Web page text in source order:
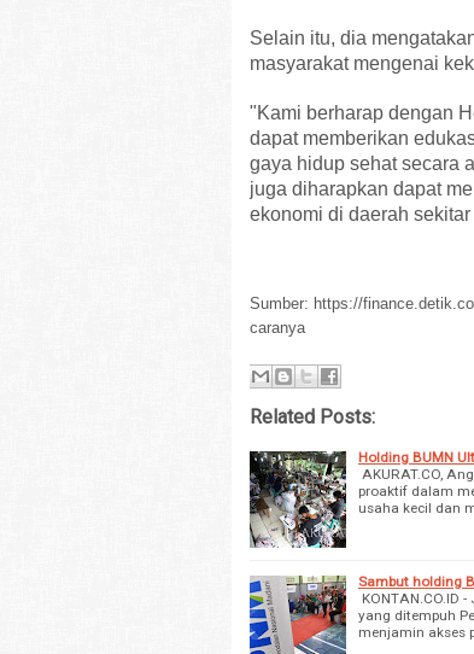
Selain itu, dia
masyarakat mengenai
"Kami berharap dengan
dapat memberikan
gaya hidup sehat secara
juga diharapkan dapat
ekonomi di daerah
Sumber: https://
caranya
Related Posts:
Holding BUMN
AKURAT.CO,
proaktif dalam
usaha kecil dan
Sambut holding
KONTAN.CO.ID
yang ditempuh
menjamin akses